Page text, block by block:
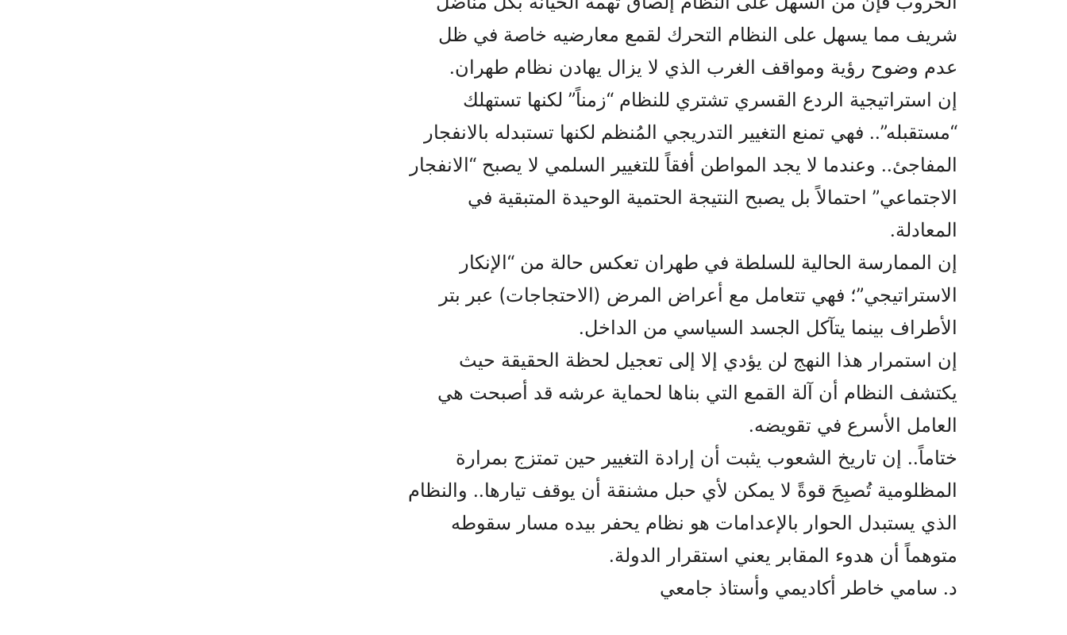
شريف مما يسهل على النظام التحرك لقمع معارضيه خاصة في ظل
عدم وضوح رؤية ومواقف الغرب الذي لا يزال يهادن نظام طهران.
إن استراتيجية الردع القسري تشتري للنظام “زمناً” لكنها تستهلك
“مستقبله”.. فهي تمنع التغيير التدريجي المُنظم لكنها تستبدله بالانفجار
المفاجئ.. وعندما لا يجد المواطن أفقاً للتغيير السلمي لا يصبح “الانفجار
الاجتماعي” احتمالاً بل يصبح النتيجة الحتمية الوحيدة المتبقية في
المعادلة.
إن الممارسة الحالية للسلطة في طهران تعكس حالة من “الإنكار
الاستراتيجي”؛ فهي تتعامل مع أعراض المرض (الاحتجاجات) عبر بتر
الأطراف بينما يتآكل الجسد السياسي من الداخل.
إن استمرار هذا النهج لن يؤدي إلا إلى تعجيل لحظة الحقيقة حيث
يكتشف النظام أن آلة القمع التي بناها لحماية عرشه قد أصبحت هي
العامل الأسرع في تقويضه.
ختاماً.. إن تاريخ الشعوب يثبت أن إرادة التغيير حين تمتزج بمرارة
المظلومية تُصبِحَ قوةً لا يمكن لأي حبل مشنقة أن يوقف تيارها.. والنظام
الذي يستبدل الحوار بالإعدامات هو نظام يحفر بيده مسار سقوطه
متوهماً أن هدوء المقابر يعني استقرار الدولة.
د. سامي خاطر أكاديمي وأستاذ جامعي